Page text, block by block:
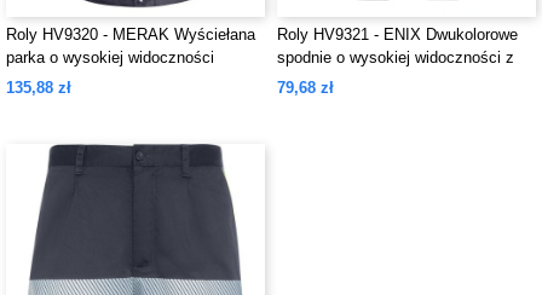
Roly HV9320 - MERAK Wyściełana
parka o wysokiej widoczności
135,88 zł
Roly HV9321 - ENIX Dwukolorowe
spodnie o wysokiej widoczności z
wieloma kieszeniami
79,68 zł